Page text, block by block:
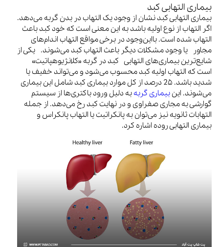
بیماری التهابی کبد
بیماری التهابی کبد نشان از وجود یک التهاب در بدن گربه می‌دهد.
اگر التهاب از نوع اولیه باشد به این معنی است که خود کبد باعث
التهاب شده است. بااین‌وجود در برخی مواقع التهاب اندام‌های
مجاور یا وجود مشکلات دیگر باعث التهاب کبد می‌شوند. یکی از
شایع‌ترین بیماری‌های التهابی کبد در گربه «کلانژیوهپاتیت»
است که التهاب اولیه کبد محسوب می‌شود و می‌تواند خفیف یا
شدید باشد. 2۵ درصد از کل موارد بیماری کبد شامل این بیماری
می‌شوند. اینبیماری گربهبه دلیل ورود باکتری‌ها از سیستم
گوارشی به مجاری صفراوی و در نهایت کبد رخ می‌دهد. از جمله
التهابات ثانویه نیز می‌توان به پانکراتیت یا التهاب پانکراس و
بیماری التهابی روده اشاره کرد.